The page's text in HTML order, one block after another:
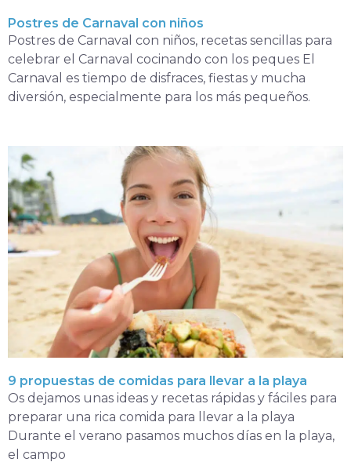
Postres de Carnaval con niños
Postres de Carnaval con niños, recetas sencillas para
celebrar el Carnaval cocinando con los peques El
Carnaval es tiempo de disfraces, fiestas y mucha
diversión, especialmente para los más pequeños.
9 propuestas de comidas para llevar a la playa
Os dejamos unas ideas y recetas rápidas y fáciles para
preparar una rica comida para llevar a la playa
Durante el verano pasamos muchos días en la playa,
el campo